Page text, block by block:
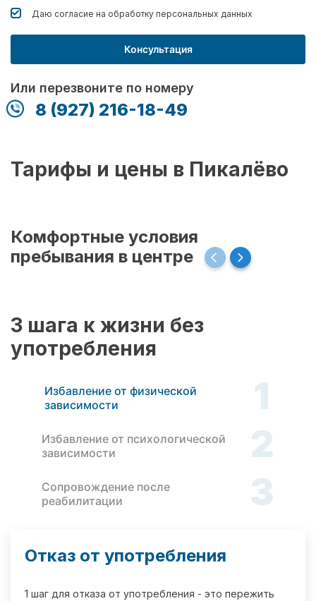
Даю согласие на обработку персональных данных
Консультация
Или перезвоните по номеру
8 (927) 216-18-49
Тарифы и цены в Пикалёво
Комфортные условия
пребывания в центре
3 шага к жизни без
употребления
Избавление от физической
зависимости
1
Избавление от психологической
зависимости
2
Сопровождение после
реабилитации
3
Отказ от употребления
1 шаг для отказа от употребления - это пережить